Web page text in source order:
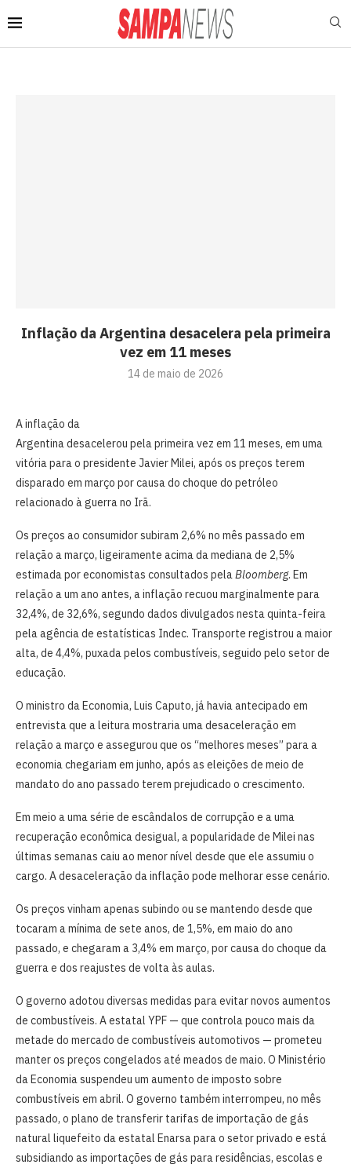
Inflação da Argentina desacelera pela primeira
vez em 11 meses
14 de maio de 2026
A inflação da
Argentina desacelerou pela primeira vez em 11 meses, em uma
vitória para o presidente Javier Milei, após os preços terem
disparado em março por causa do choque do petróleo
relacionado à guerra no Irã.
Os preços ao consumidor subiram 2,6% no mês passado em
relação a março, ligeiramente acima da mediana de 2,5%
estimada por economistas consultados pelaBloomberg. Em
relação a um ano antes, a inflação recuou marginalmente para
32,4%, de 32,6%, segundo dados divulgados nesta quinta-feira
pela agência de estatísticas Indec. Transporte registrou a maior
alta, de 4,4%, puxada pelos combustíveis, seguido pelo setor de
educação.
O ministro da Economia, Luis Caputo, já havia antecipado em
entrevista que a leitura mostraria uma desaceleração em
relação a março e assegurou que os “melhores meses” para a
economia chegariam em junho, após as eleições de meio de
mandato do ano passado terem prejudicado o crescimento.
Em meio a uma série de escândalos de corrupção e a uma
recuperação econômica desigual, a popularidade de Milei nas
últimas semanas caiu ao menor nível desde que ele assumiu o
cargo. A desaceleração da inflação pode melhorar esse cenário.
Os preços vinham apenas subindo ou se mantendo desde que
tocaram a mínima de sete anos, de 1,5%, em maio do ano
passado, e chegaram a 3,4% em março, por causa do choque da
guerra e dos reajustes de volta às aulas.
O governo adotou diversas medidas para evitar novos aumentos
de combustíveis. A estatal YPF — que controla pouco mais da
metade do mercado de combustíveis automotivos — prometeu
manter os preços congelados até meados de maio. O Ministério
da Economia suspendeu um aumento de imposto sobre
combustíveis em abril. O governo também interrompeu, no mês
passado, o plano de transferir tarifas de importação de gás
natural liquefeito da estatal Enarsa para o setor privado e está
subsidiando as importações de gás para residências, escolas e